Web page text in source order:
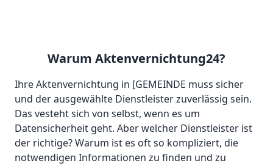
Warum Aktenvernichtung24?
Ihre Aktenvernichtung in [GEMEINDE muss sicher
und der ausgewählte Dienstleister zuverlässig sein.
Das vesteht sich von selbst, wenn es um
Datensicherheit geht. Aber welcher Dienstleister ist
der richtige? Warum ist es oft so kompliziert, die
notwendigen Informationen zu finden und zu